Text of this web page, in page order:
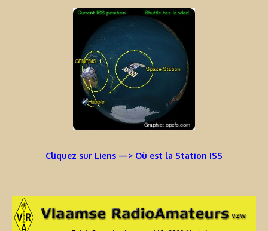
Cliquez sur Liens —> Où est la Station ISS